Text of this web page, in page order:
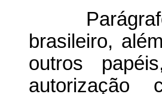
Parágrafo
brasileiro,
outros
autorização